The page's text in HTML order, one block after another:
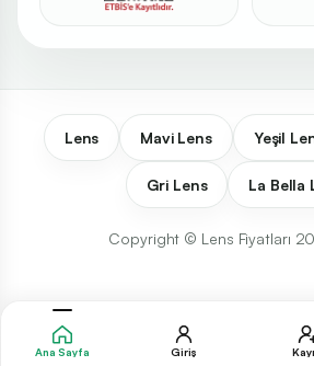
Lens Mavi Lens Yeşil
Gri Lens La Bella
Copyright © Lens Fiyatları
Ana Sayfa Giriş